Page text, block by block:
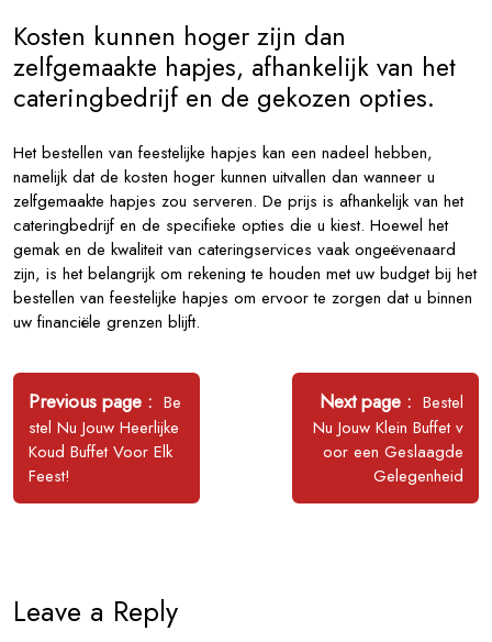
Kosten kunnen hoger zijn dan
zelfgemaakte hapjes, afhankelijk van het
cateringbedrijf en de gekozen opties.
Het bestellen van feestelijke hapjes kan een nadeel hebben,
namelijk dat de kosten hoger kunnen uitvallen dan wanneer u
zelfgemaakte hapjes zou serveren. De prijs is afhankelijk van het
cateringbedrijf en de specifieke opties die u kiest. Hoewel het
gemak en de kwaliteit van cateringservices vaak ongeëvenaard
zijn, is het belangrijk om rekening te houden met uw budget bij het
bestellen van feestelijke hapjes om ervoor te zorgen dat u binnen
uw financiële grenzen blijft.
Bericht
navigatie
Previous page
Older
Posts
Be
stel Nu Jouw Heerlijke
Koud Buffet Voor Elk
Feest!
Next page
Newer
Posts
Bestel
Nu Jouw Klein Buffet v
oor een Geslaagde
Gelegenheid
Leave a Reply